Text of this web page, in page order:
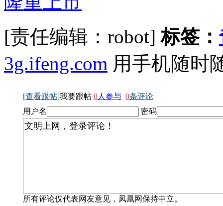
[责任编辑：robot]标签：
3g.ifeng.com 用手机随时
[查看跟帖]我要跟帖 0人参与 0条评论
用户名
密码
所有评论仅代表网友意见，凤凰网保持中立。